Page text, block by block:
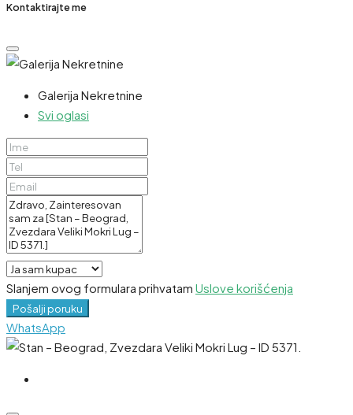
Kontaktirajte me
Galerija Nekretnine
Svi oglasi
Slanjem ovog formulara prihvatam Uslove korišćenja
Pošalji poruku
WhatsApp